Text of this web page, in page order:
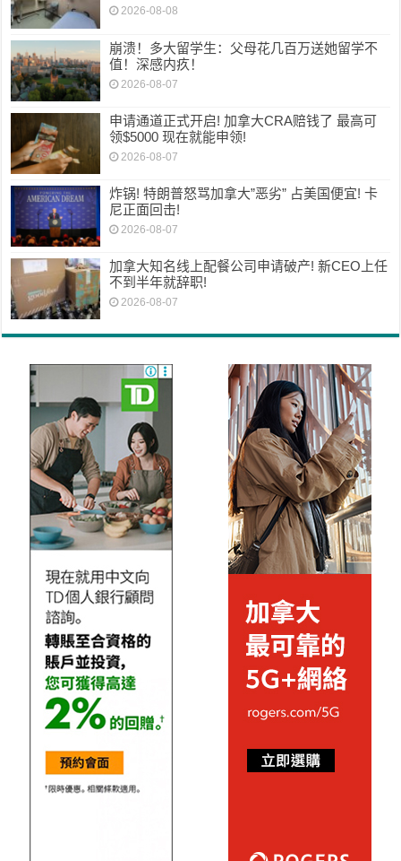
2026-08-08
崩溃！多大留学生：父母花几百万送她留学不
值！深感内疚！
2026-08-07
申请通道正式开启! 加拿大CRA赔钱了 最高可
领$5000 现在就能申领!
2026-08-07
炸锅! 特朗普怒骂加拿大”恶劣” 占美国便宜! 卡
尼正面回击!
2026-08-07
加拿大知名线上配餐公司申请破产! 新CEO上任
不到半年就辞职!
2026-08-07